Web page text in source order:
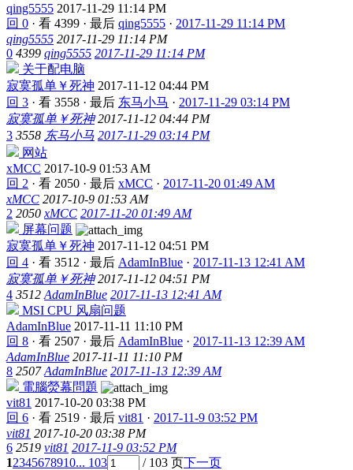
qing5555 2017-11-29 11:14 PM
回 0 · 看 4399 · 最后 qing5555 · 2017-11-29 11:14 PM
qing5555 2017-11-29 11:14 PM
0 4399 qing5555 2017-11-29 11:14 PM
关于配电脑
寂寞孤单￥死神 2017-11-12 04:44 PM
回 3 · 看 3558 · 最后 东马小马 · 2017-11-29 03:14 PM
寂寞孤单￥死神 2017-11-12 04:44 PM
3 3558 东马小马 2017-11-29 03:14 PM
网站
xMCC 2017-10-9 01:53 AM
回 2 · 看 2050 · 最后 xMCC · 2017-11-20 01:49 AM
xMCC 2017-10-9 01:53 AM
2 2050 xMCC 2017-11-20 01:49 AM
屏幕问题
寂寞孤单￥死神 2017-11-12 04:51 PM
回 4 · 看 3512 · 最后 AdamInBlue · 2017-11-13 12:41 AM
寂寞孤单￥死神 2017-11-12 04:51 PM
4 3512 AdamInBlue 2017-11-13 12:41 AM
MSI CPU 风扇问题
AdamInBlue 2017-11-11 11:10 PM
回 8 · 看 2507 · 最后 AdamInBlue · 2017-11-13 12:39 AM
AdamInBlue 2017-11-11 11:10 PM
8 2507 AdamInBlue 2017-11-13 12:39 AM
電腦熒幕問題
vit81 2017-10-20 03:38 PM
回 6 · 看 2519 · 最后 vit81 · 2017-11-9 03:52 PM
vit81 2017-10-20 03:38 PM
6 2519 vit81 2017-11-9 03:52 PM
12345678910... 103 / 103 页下一页